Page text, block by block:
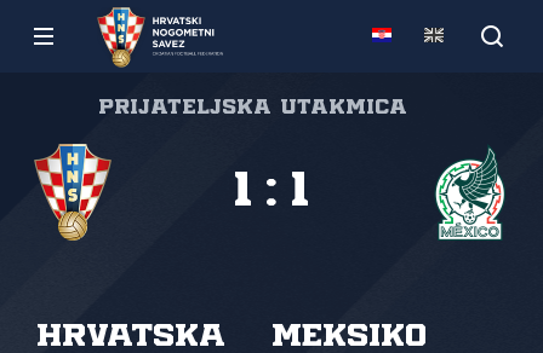
Prijateljska utakmica
Hrvatska Meksiko
1 : 1